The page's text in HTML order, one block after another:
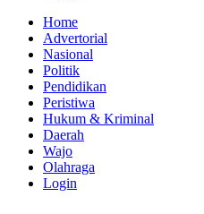
Home
Advertorial
Nasional
Politik
Pendidikan
Peristiwa
Hukum & Kriminal
Daerah
Wajo
Olahraga
Login